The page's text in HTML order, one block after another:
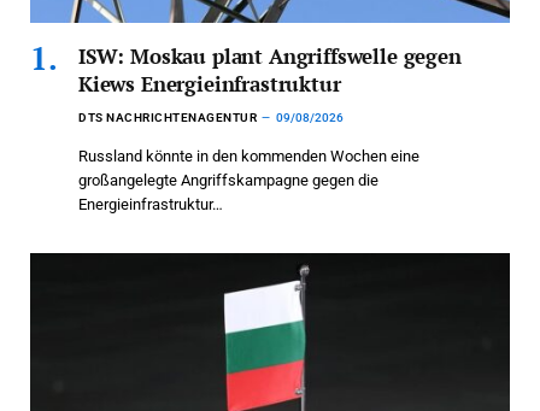
ISW: Moskau plant Angriffswelle gegen
Kiews Energieinfrastruktur
DTS NACHRICHTENAGENTUR 09/08/2026
Russland könnte in den kommenden Wochen eine
großangelegte Angriffskampagne gegen die
Energieinfrastruktur…